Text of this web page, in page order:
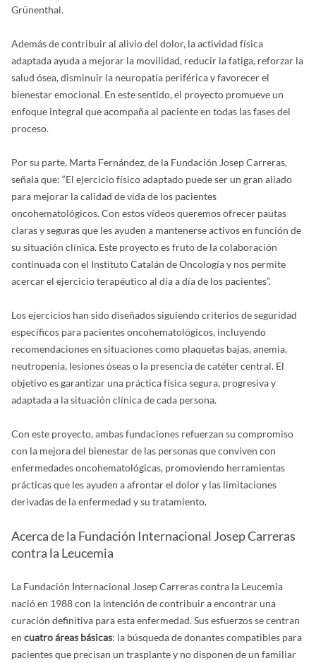
Grünenthal.
Además de contribuir al alivio del dolor, la actividad física
adaptada ayuda a mejorar la movilidad, reducir la fatiga, reforzar la
salud ósea, disminuir la neuropatía periférica y favorecer el
bienestar emocional. En este sentido, el proyecto promueve un
enfoque integral que acompaña al paciente en todas las fases del
proceso.
Por su parte, Marta Fernández, de la Fundación Josep Carreras,
señala que: “El ejercicio físico adaptado puede ser un gran aliado
para mejorar la calidad de vida de los pacientes
oncohematológicos. Con estos vídeos queremos ofrecer pautas
claras y seguras que les ayuden a mantenerse activos en función de
su situación clínica. Este proyecto es fruto de la colaboración
continuada con el Instituto Catalán de Oncología y nos permite
acercar el ejercicio terapéutico al día a día de los pacientes”.
Los ejercicios han sido diseñados siguiendo criterios de seguridad
específicos para pacientes oncohematológicos, incluyendo
recomendaciones en situaciones como plaquetas bajas, anemia,
neutropenia, lesiones óseas o la presencia de catéter central. El
objetivo es garantizar una práctica física segura, progresiva y
adaptada a la situación clínica de cada persona.
Con este proyecto, ambas fundaciones refuerzan su compromiso
con la mejora del bienestar de las personas que conviven con
enfermedades oncohematológicas, promoviendo herramientas
prácticas que les ayuden a afrontar el dolor y las limitaciones
derivadas de la enfermedad y su tratamiento.
Acerca de la Fundación Internacional Josep Carreras
contra la Leucemia
La Fundación Internacional Josep Carreras contra la Leucemia
nació en 1988 con la intención de contribuir a encontrar una
curación definitiva para esta enfermedad. Sus esfuerzos se centran
en cuatro áreas básicas: la búsqueda de donantes compatibles para
pacientes que precisan un trasplante y no disponen de un familiar